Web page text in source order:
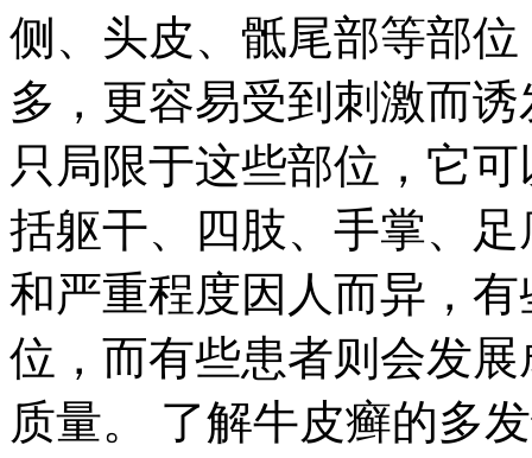
侧、头皮、骶尾部等部
多，更容易受到刺激而
只局限于这些部位，它
括躯干、四肢、手掌、
和严重程度因人而异，
位，而有些患者则会发
质量。 了解牛皮癣的多